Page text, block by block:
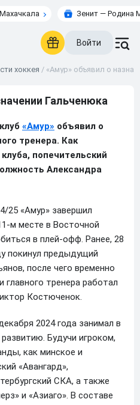
Зенит — Родина
Войти
хоккея / «Амур» объявил о
Гальченюка
«Амур» объявил о
тренера. Как
попечительский
Александра
25 «Амур» завершил
м месте в Восточной
в плей-офф. Ранее, 28
покинул предыдущий
после чего временно
тренера работал
Костюченок.
2024 года занимал в
Будучи игроком,
как минское и
«Авангард»,
СКА, а также
и «Азиаго». В составе